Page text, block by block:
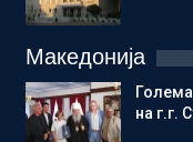
Македонија
на г.г.